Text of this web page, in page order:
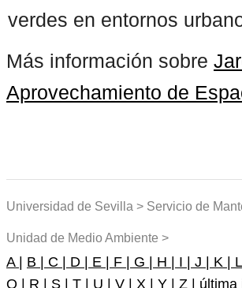
verdes en entornos
Más información sobre
Aprovechamiento de
Universidad de Sevilla > Servicio de
Unidad de Medio Ambiente >
A | B | C | D | E | F | G | H | I | J | K |
Q | R | S | T | U | V | X | Y | Z | última